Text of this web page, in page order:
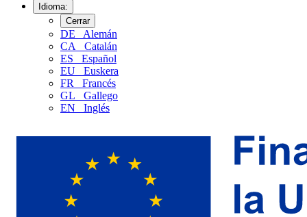
Idioma:
Cerrar
DE
Alemán
CA
Catalán
ES
Español
EU
Euskera
FR
Francés
GL
Gallego
EN
Inglés